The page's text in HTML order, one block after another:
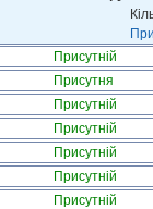
Присутній
Присутня
Присутній
Присутній
Присутній
Присутній
Присутній